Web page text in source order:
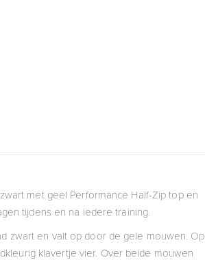
met geel Performance Half-Zip top en
tijdens en na iedere training.
zwart en valt op door de gele mouwen. Op
klavertje vier. Over beide mouwen